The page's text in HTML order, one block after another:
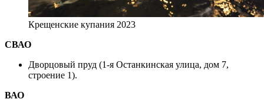
Крещенские купания 2023
СВАО
Дворцовый пруд (1-я Останкинская улица, дом 7,
строение 1).
ВАО